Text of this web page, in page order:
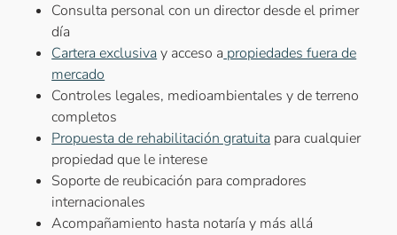
Consulta personal con un director desde el primer
día
Cartera exclusiva y acceso a propiedades fuera de
mercado
Controles legales, medioambientales y de terreno
completos
Propuesta de rehabilitación gratuita para cualquier
propiedad que le interese
Soporte de reubicación para compradores
internacionales
Acompañamiento hasta notaría y más allá